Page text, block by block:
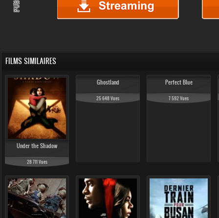
FILMS SIMILAIRES
Under the Shadow
28 711 Vues
Ghostland
25 648 Vues
Perfect Blue
7 592 Vues